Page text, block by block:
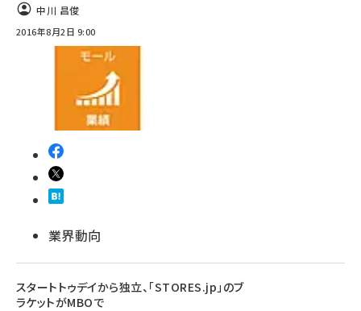
中川 昌俊
2016年8月2日 9:00
業界動向
スタートトゥデイから独立、「STORES.jp」のブ
ラケットがMBOで